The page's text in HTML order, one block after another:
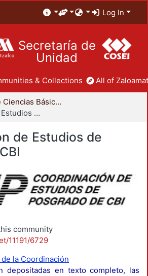
Log In
Secretaría de
Unidad
& Collections All of
División de Ciencias Básicas e Ingeniería
Coordinación de Estudios de Posgrado - CBI
de Estudios de
community
11191/6729
la Coordinación
depositadas en texto completo, las